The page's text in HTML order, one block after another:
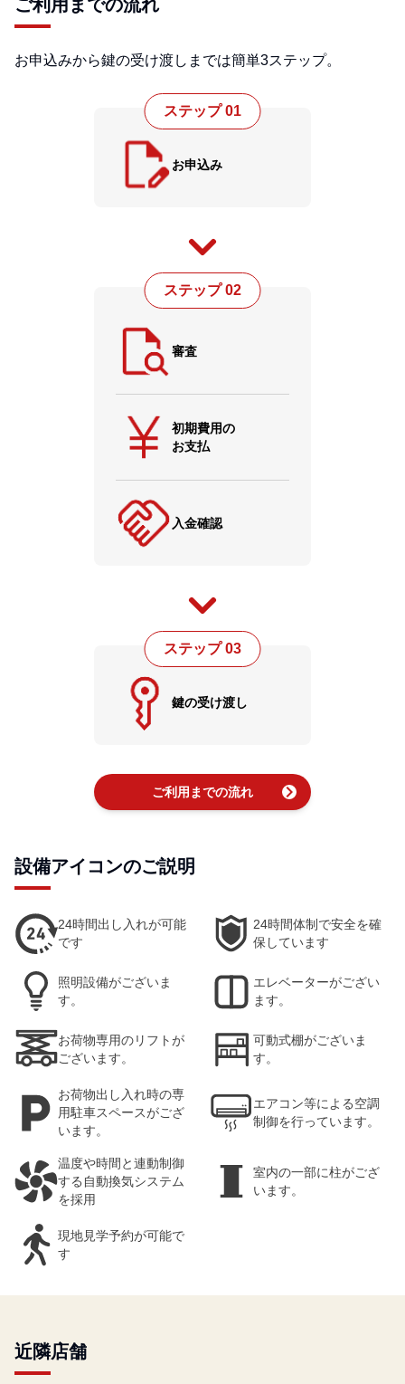
ご利用までの流れ
お申込みから鍵の受け渡しまでは簡単3ステップ。
ステップ 01
お申込み
ステップ 02
審査
初期費用の
お支払
入金確認
ステップ 03
鍵の受け渡し
ご利用までの流れ chevron_right
設備アイコンのご説明
24時間出し入れが可能
です
24時間体制で安全を確
保しています
照明設備がございま
す。
エレベーターがござい
ます。
お荷物専用のリフトが
ございます。
可動式棚がございま
す。
お荷物出し入れ時の専
用駐車スペースがござ
います。
エアコン等による空調
制御を行っています。
温度や時間と連動制御
する自動換気システム
を採用
室内の一部に柱がござ
います。
現地見学予約が可能で
す
近隣店舗